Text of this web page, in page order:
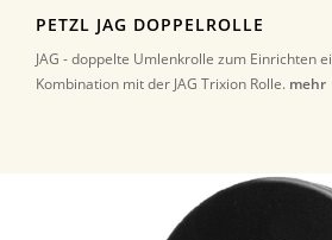
PETZL JAG DOPPELROLLE
JAG - doppelte Umlenkrolle zum Einrichten
Kombination mit der JAG Trixion Rolle. mehr